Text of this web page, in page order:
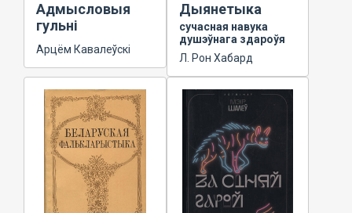
Адмысловыя
гульні
Арцём Кавалеўскі
Дыянетыка
сучасная навука
душэўнага здароўя
Л. Рон Хабард